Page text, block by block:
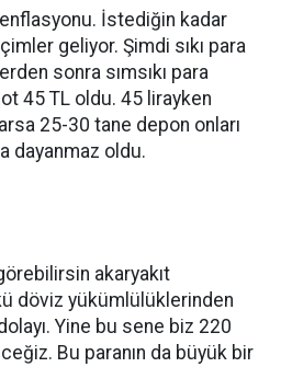
İstediğin kadar
geliyor. Şimdi sıkı para
sonra sımsıkı para
45 TL oldu. 45 lirayken
25-30 tane depon onları
dayanmaz oldu.
akaryakıt
döviz yükümlülüklerinden
Yine bu sene biz 220
Bu paranın da büyük bir